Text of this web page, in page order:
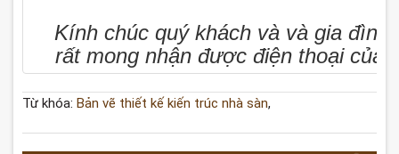
Kính chúc quý khách và và gia đình
rất mong nhận được điện thoại của
Từ khóa: Bản vẽ thiết kế kiến trúc nhà sàn,